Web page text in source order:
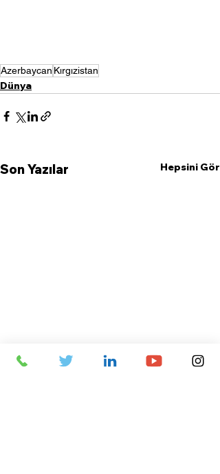
Azerbaycan Kırgızistan
Dünya
Son Yazılar Hepsini Gör